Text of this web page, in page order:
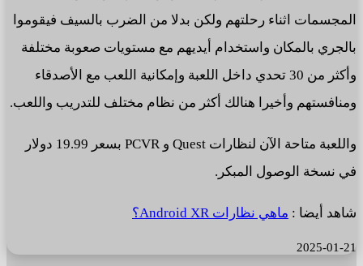
المجسمات اثناء رحلتهم ولكن بدلا من الضرب بالسيف فيقوموا
بالجري بالمكان واستخدام أيديهم مع مستويات صعوبة مختلفة
وأكثر من 30 تحدي داخل اللعبة وإمكانية اللعب مع الأصدقاء
ومنافستهم وأخيرا هنالك أكثر من نظام مختلف للتدريب واللعب.
واللعبة متاحة الآن لنظارات Quest و PCVR بسعر 19.99 دولار
في نسخة الوصول المبكر.
شاهد أيضا : ماهي نظارات Android XR؟
2025-01-21